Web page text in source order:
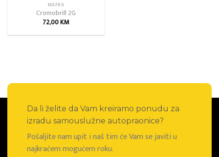
MAFRA
Cromobrill 2G
72,00KM
Da li želite da Vam kreiramo ponudu za
izradu samouslužne autopraonice?
Pošaljite nam upit i naš tim će Vam se javiti u
najkraćem mogućem roku.